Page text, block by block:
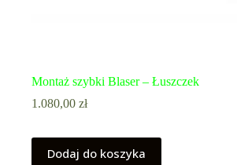
Montaż szybki Blaser – Łuszczek
1.080,00 zł
Dodaj do koszyka